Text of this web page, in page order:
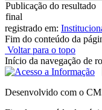
Publicação do resultado
final
registrado em:
Fim do conteúdo da
Voltar para o topo
Início da navegação de
Desenvolvido com o